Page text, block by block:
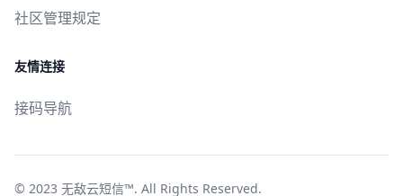
社区管理规定
友情连接
接码导航
© 2023 无敌云短信™. All Rights Reserved.